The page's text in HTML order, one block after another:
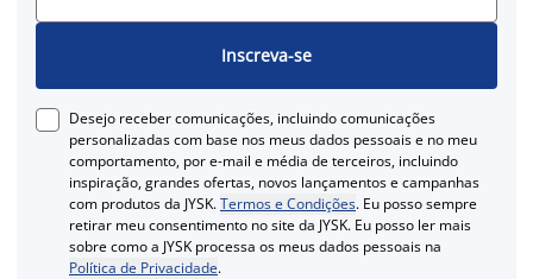
Inscreva-se
Desejo receber comunicações, incluindo comunicações
personalizadas com base nos meus dados pessoais e no meu
comportamento, por e-mail e média de terceiros, incluindo
inspiração, grandes ofertas, novos lançamentos e campanhas
com produtos da JYSK.Termos e Condições. Eu posso sempre
retirar meu consentimento no site da JYSK. Eu posso ler mais
sobre como a JYSK processa os meus dados pessoais na
Política de Privacidade.